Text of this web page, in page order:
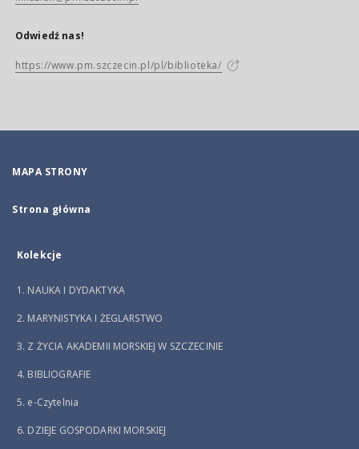
Odwiedź nas!
https://www.pm.szczecin.pl/pl/biblioteka/
MAPA STRONY
Strona główna
Kolekcje
1. NAUKA I DYDAKTYKA
2. MARYNISTYKA I ŻEGLARSTWO
3. Z ŻYCIA AKADEMII MORSKIEJ W SZCZECINIE
4. BIBLIOGRAFIE
5. e-Czytelnia
6. DZIEJE GOSPODARKI MORSKIEJ